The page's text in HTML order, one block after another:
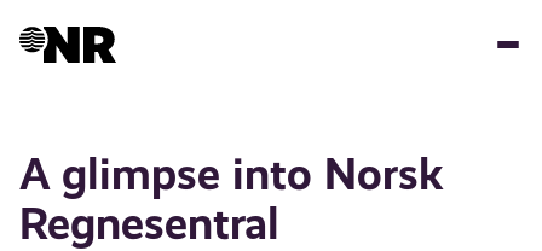
A glimpse into Norsk
Regnesentral